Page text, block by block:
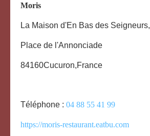
Moris
La Maison d'En Bas des Seigneurs,
Place de l'Annonciade
84160Cucuron,France
Téléphone : 04 88 55 41 99
https://moris-restaurant.eatbu.com